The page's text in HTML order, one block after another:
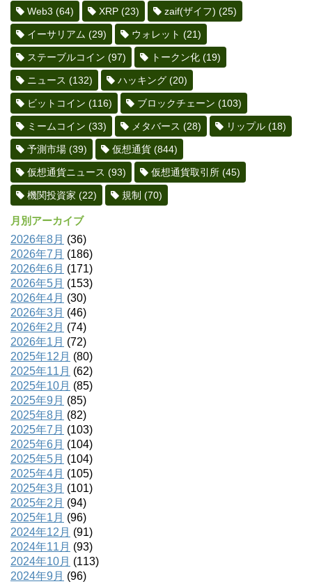
Web3 (64) XRP (23) zaif(ザイフ) (25)
イーサリアム (29) ウォレット (21)
ステーブルコイン (97) トークン化 (19)
ニュース (132) ハッキング (20)
ビットコイン (116) ブロックチェーン (103)
ミームコイン (33) メタバース (28) リップル (18)
予測市場 (39) 仮想通貨 (844)
仮想通貨ニュース (93) 仮想通貨取引所 (45)
機関投資家 (22) 規制 (70)
月別アーカイブ
2026年8月 (36)
2026年7月 (186)
2026年6月 (171)
2026年5月 (153)
2026年4月 (30)
2026年3月 (46)
2026年2月 (74)
2026年1月 (72)
2025年12月 (80)
2025年11月 (62)
2025年10月 (85)
2025年9月 (85)
2025年8月 (82)
2025年7月 (103)
2025年6月 (104)
2025年5月 (104)
2025年4月 (105)
2025年3月 (101)
2025年2月 (94)
2025年1月 (96)
2024年12月 (91)
2024年11月 (93)
2024年10月 (113)
2024年9月 (96)